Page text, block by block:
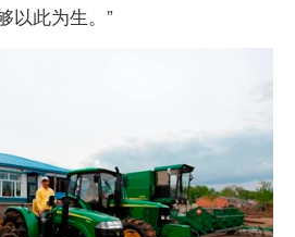
以此为生。”